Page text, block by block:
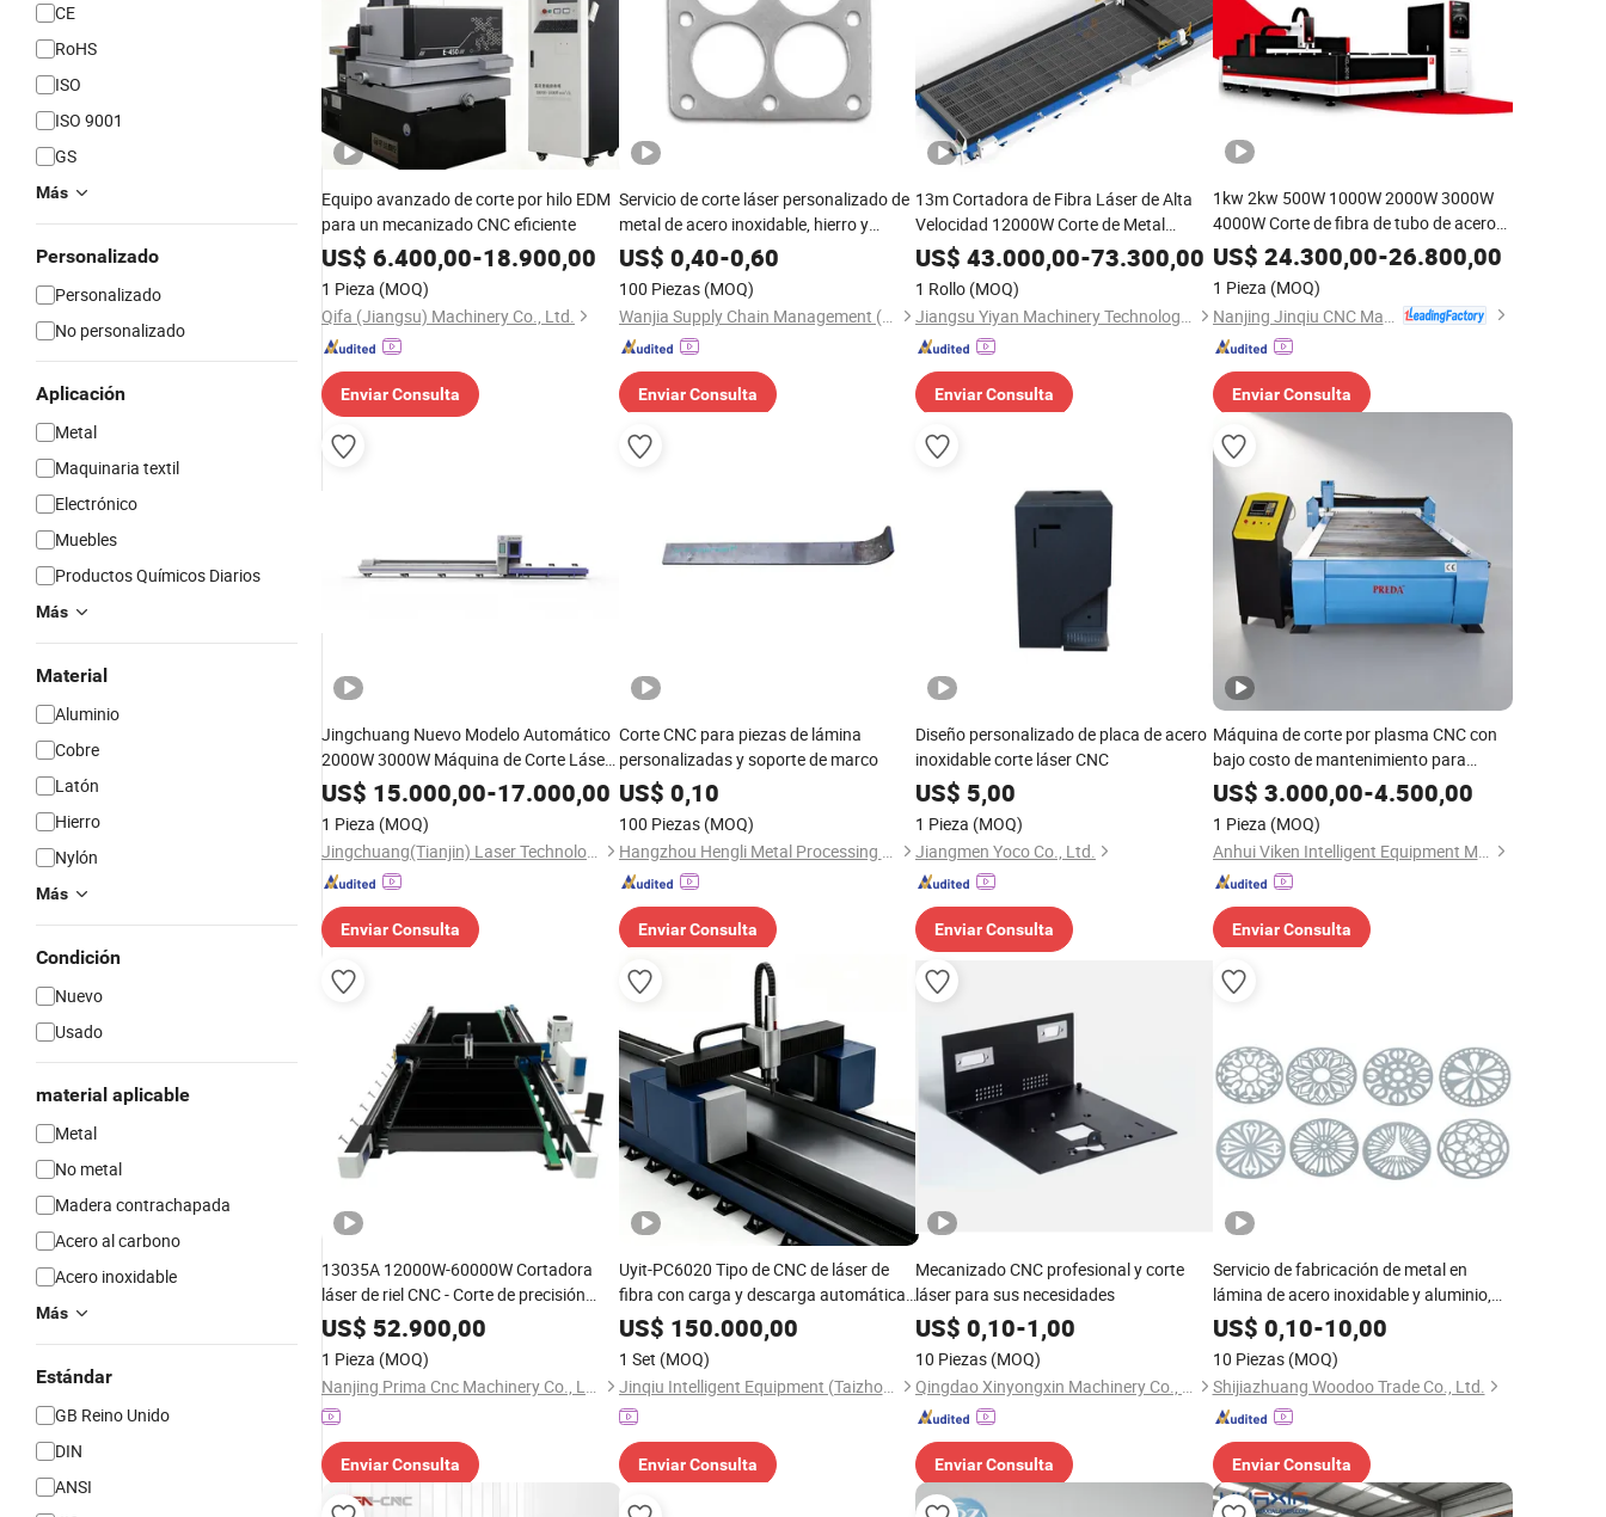
CE
RoHS
ISO
ISO 9001
GS
Más
Personalizado
Personalizado
No personalizado
Aplicación
Metal
Maquinaria textil
Electrónico
Muebles
Productos Químicos Diarios
Más
Material
Aluminio
Cobre
Latón
Hierro
Nylón
Más
Condición
Nuevo
Usado
material aplicable
Metal
No metal
Madera contrachapada
Acero al carbono
Acero inoxidable
Más
Estándar
GB Reino Unido
DIN
ANSI
Equipo avanzado de corte por hilo EDM
para un mecanizado CNC eficiente
US$ 6.400,00-18.900,00
1 Pieza (MOQ)
Qifa (Jiangsu) Machinery Co., Ltd.
Enviar Consulta
Servicio de corte láser personalizado de
metal de acero inoxidable, hierro y
aluminio suministrado por el fabricante
US$ 0,40-0,60
100 Piezas (MOQ)
Wanjia Supply Chain Management (Ningbo) Co., Ltd
Enviar Consulta
13m Cortadora de Fibra Láser de Alta
Velocidad 12000W Corte de Metal
Automático CNC
US$ 43.000,00-73.300,00
1 Rollo (MOQ)
Jiangsu Yiyan Machinery Technology Co., Ltd.
Enviar Consulta
1kw 2kw 500W 1000W 2000W 3000W
4000W Corte de fibra de tubo de acero
CNC de chapa
US$ 24.300,00-26.800,00
1 Pieza (MOQ)
Enviar Consulta
Jingchuang Nuevo Modelo Automático
2000W 3000W Máquina de Corte Láser
de Tubo de Metal / Máquina de Corte
Láser de Fibra CNC para Tubo de Metal
US$ 15.000,00-17.000,00
1 Pieza (MOQ)
Jingchuang(Tianjin) Laser Technology Co., Ltd
Enviar Consulta
Corte CNC para piezas de lámina
personalizadas y soporte de marco
US$ 0,10
100 Piezas (MOQ)
Hangzhou Hengli Metal Processing Co., Ltd.
Enviar Consulta
Diseño personalizado de placa de acero
inoxidable corte láser CNC
US$ 5,00
1 Pieza (MOQ)
Jiangmen Yoco Co., Ltd.
Enviar Consulta
Máquina de corte por plasma CNC con
bajo costo de mantenimiento para
producción industrial
US$ 3.000,00-4.500,00
1 Pieza (MOQ)
Anhui Viken Intelligent Equipment Manufacturing Co., Ltd.
Enviar Consulta
13035A 12000W-60000W Cortadora
láser de riel CNC - Corte de precisión
para piezas de metal
sobredimensionadas
US$ 52.900,00
1 Pieza (MOQ)
Nanjing Prima Cnc Machinery Co., Ltd.
Enviar Consulta
Uyit-PC6020 Tipo de CNC de láser de
fibra con carga y descarga automáticas
de corte láser
US$ 150.000,00
1 Set (MOQ)
Jinqiu Intelligent Equipment (Taizhou) Co., Ltd.
Enviar Consulta
Mecanizado CNC profesional y corte
láser para sus necesidades
US$ 0,10-1,00
10 Piezas (MOQ)
Qingdao Xinyongxin Machinery Co., Ltd
Enviar Consulta
Servicio de fabricación de metal en
lámina de acero inoxidable y aluminio,
soldadura, corte láser CNC
US$ 0,10-10,00
10 Piezas (MOQ)
Shijiazhuang Woodoo Trade Co., Ltd.
Enviar Consulta